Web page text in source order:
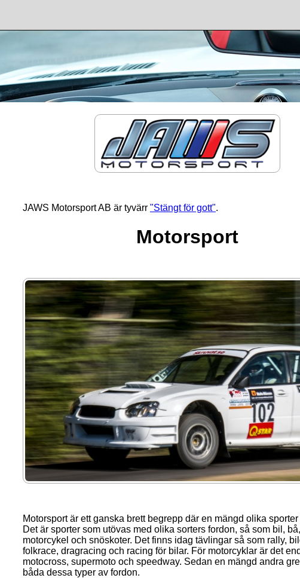
JAWS Motorsport AB är tyvärr "Stängt för gott".
Motorsport
Motorsport är ett ganska brett begrepp där en mängd olika
Det är sporter som utövas med olika sorters fordon, så som bil,
motorcykel och snöskoter. Det finns idag tävlingar så som rally,
folkrace, dragracing och racing för bilar. För motorcyklar är det
motocross, supermoto och speedway. Sedan en mängd andra
båda dessa typer av fordon.